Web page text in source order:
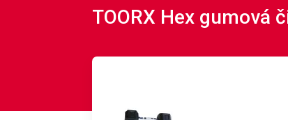
TOORX Hex gumová